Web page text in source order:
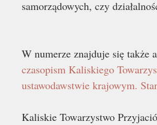
samorządowych, czy
W numerze znajduje się także
czasopism Kaliskiego
ustawodawstwie krajowym.
Kaliskie Towarzystwo